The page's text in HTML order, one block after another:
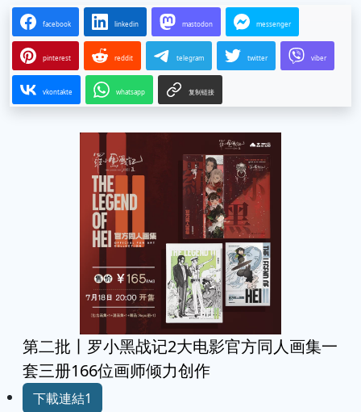
facebook linkedin mastodon messenger
pinterest reddit telegram twitter viber
vkontakte whatsapp 复制链接
第二批丨罗小黑战记2大电影官方同人画集一
套三册166位画师倾力创作
下載連結1